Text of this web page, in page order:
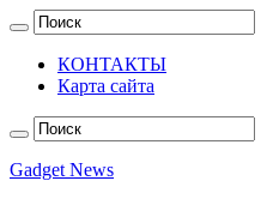
КОНТАКТЫ
Карта сайта
Gadget News